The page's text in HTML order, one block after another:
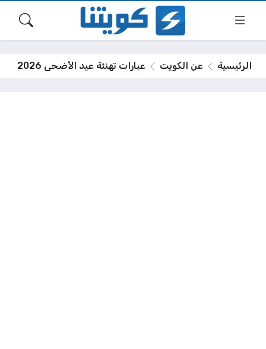
الرئيسية عن الكويت عبارات تهنئة عيد الأضحى 2026